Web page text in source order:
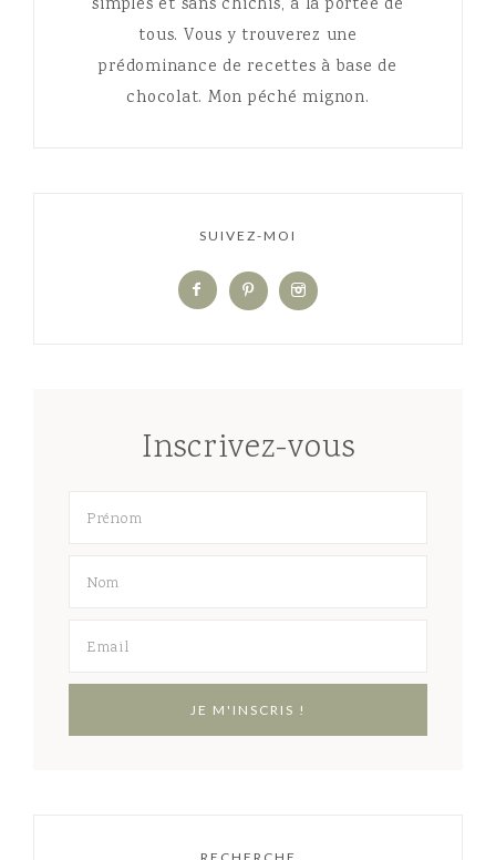
simples et sans chichis, à la portée de
tous. Vous y trouverez une
prédominance de recettes à base de
chocolat. Mon péché mignon.
SUIVEZ-MOI
Inscrivez-vous